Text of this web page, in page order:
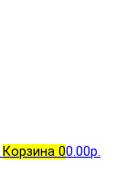
Корзина 00.00р.